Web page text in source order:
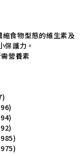
食物型態的維生素及
保護力。
營養素